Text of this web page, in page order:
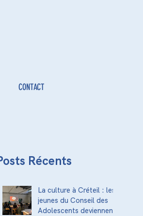
CONTACT
Récents
La culture à Créteil : les
jeunes du Conseil des
Adolescents deviennent